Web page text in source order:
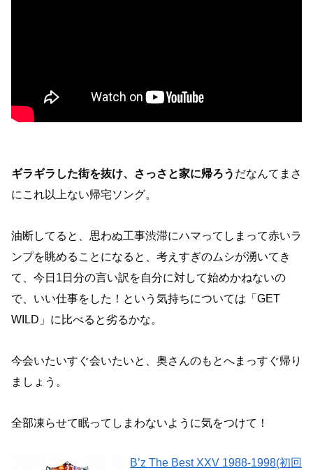
ギラギラした街を抜け、さっさと家に帰ろう だなんてまさ
にこれ以上ない帰宅ソング。
油断してると、思わぬ工事渋滞にハマってしまって赤いラ
ンプを眺めることになると、考えすぎのムシが湧いてき
て、今日1日分の言い訳を自分に対して始めかねないの
で、いい仕事をした！という気持ちについては「GET
WILD」に比べると劣るかな。
今会いたいすぐ会いたいと、奥さんのもとへまっすぐ帰り
ましょう。
全部凍らせて眠ってしまわないように気をつけて！
B’z The Best XXV 1988-1998(初回